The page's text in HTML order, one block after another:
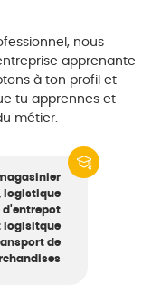
nous
apprenante
à ton profil et
tu apprennes et
métier.
logistique
d'entrepot
logisitque
de